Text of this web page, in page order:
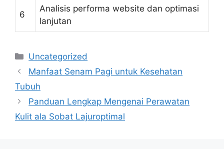
6
Analisis performa website dan optimasi
lanjutan
Categories
Uncategorized
Manfaat Senam Pagi untuk Kesehatan
Tubuh
Panduan Lengkap Mengenai Perawatan
Kulit ala Sobat Lajuroptimal